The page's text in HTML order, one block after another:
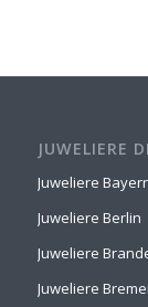
JUWELIERE
Juweliere
Juweliere Berlin
Juweliere
Juweliere